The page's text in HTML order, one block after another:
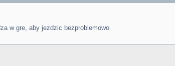
w gre, aby jezdzic bezproblemowo